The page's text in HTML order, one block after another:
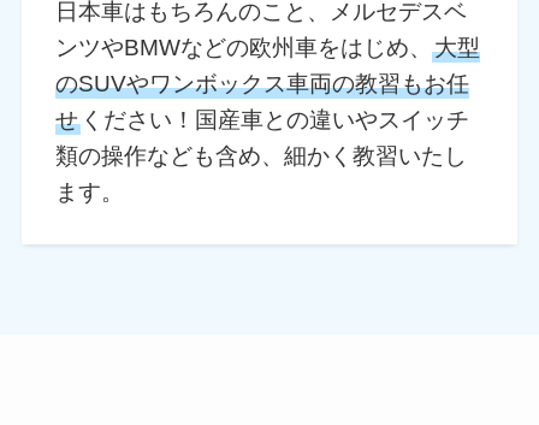
日本車はもちろんのこと、メルセデスベ
ンツやBMWなどの欧州車をはじめ、大型
のSUVやワンボックス車両の教習もお任
せ ください！国産車との違いやスイッチ
類の操作なども含め、細かく教習いたし
ます。